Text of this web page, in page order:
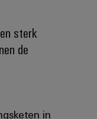
sterk
de
in